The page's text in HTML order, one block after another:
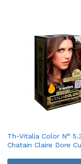
Th-Vitalia Color N°
Chatain Claire Dore